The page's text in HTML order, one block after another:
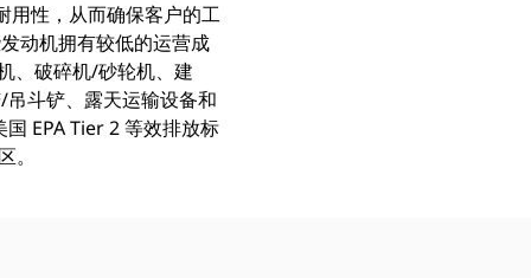
用性，从而确保客户的工
动机拥有较低的运营成
、破碎机/砂轮机、建
斗铲、露天运输设备和
EPA Tier 2 等效排放标